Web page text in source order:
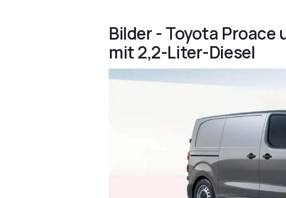
Bilder - Toyota Proace
mit 2,2-Liter-Diesel